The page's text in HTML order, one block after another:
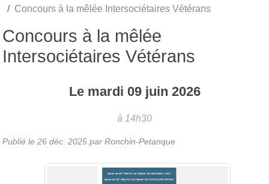
Concours à la mêlée Intersociétaires Vétérans
Concours à la mêlée
Intersociétaires Vétérans
Le mardi 09 juin 2026
à 14h30
Publié le 26 déc. 2025 par Ronchin-Petanque